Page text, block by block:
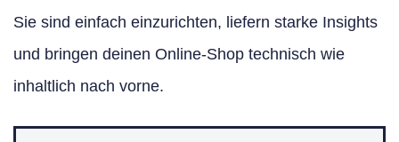
Sie sind einfach einzurichten, liefern starke Insights
und bringen deinen Online-Shop technisch wie
inhaltlich nach vorne.